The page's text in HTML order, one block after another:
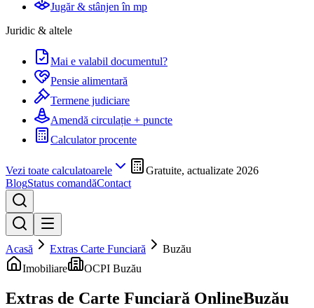
Jugăr & stânjen în mp
Juridic & altele
Mai e valabil documentul?
Pensie alimentară
Termene judiciare
Amendă circulație + puncte
Calculator procente
Vezi toate calculatoarele
Gratuite, actualizate 2026
BlogStatus comandăContact
Acasă Extras Carte Funciară
Buzău
Imobiliare
OCPI Buzău
Extras de Carte Funciară OnlineBuzău